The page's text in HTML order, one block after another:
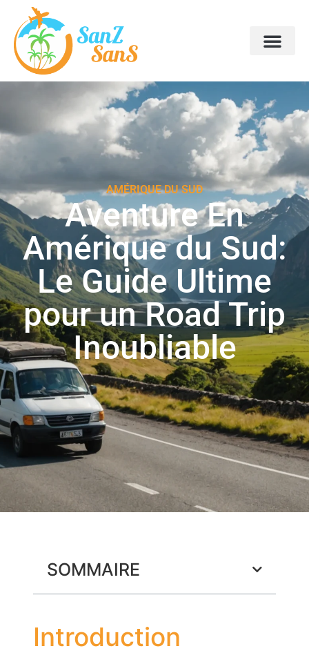
AMÉRIQUE DU SUD
Aventure En
Amérique du Sud:
Le Guide Ultime
pour un Road Trip
Inoubliable
SOMMAIRE
Introduction